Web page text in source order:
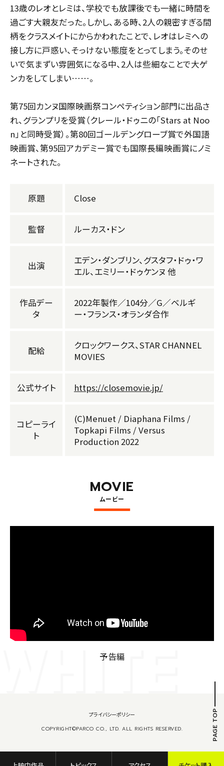
F
o
u
s
13歳のレオとレミは、学校でも放課後でも一緒に時間を
過ごす大親友だった。しかし、ある時、2人の親密すぎる間
柄をクラスメイトにからかわれたことで、レオはレミへの
接し方に戸惑い、そっけない態度をとってしまう。そのせ
いで気まずい雰囲気になる中、2人は些細なことで大ゲ
ンカをしてしまい……。
第75回カンヌ国際映画祭コンペティション部門に出品さ
れ、グランプリを受賞（クレール・ドゥニの「Stars at Noo
n」と同時受賞）。第80回ゴールデングローブ賞で外国語
映画賞、第95回アカデミー賞でも国際長編映画賞にノミ
ネートされた。
原題 Close
監督 ルーカス・ドン
出演
エデン・ダンブリン、グスタフ・ドゥ・ワ
エル、エミリー・ドゥケンヌ 他
作品デー
タ
2022年製作／104分／G／ベルギ
ー・フランス・オランダ合作
配給
クロックワークス、STAR CHANNEL
MOVIES
公式サイト https://closemovie.jp/
コピーライ
ト
(C)Menuet / Diaphana Films /
Topkapi Films / Versus
Production 2022
MOVIE
ムービー
予告編
プライバシーポリシー
COPYRIGHT©PARCO CO., LTD. ALL RIGHTS RESERVED.
PAGE TOP